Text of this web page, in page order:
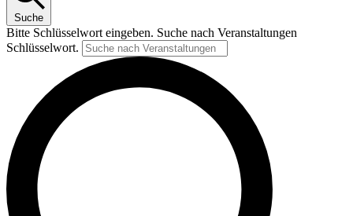
Suche
Bitte Schlüsselwort eingeben. Suche nach Veranstaltungen
Schlüsselwort.